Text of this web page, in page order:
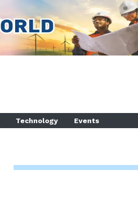
Technology Events